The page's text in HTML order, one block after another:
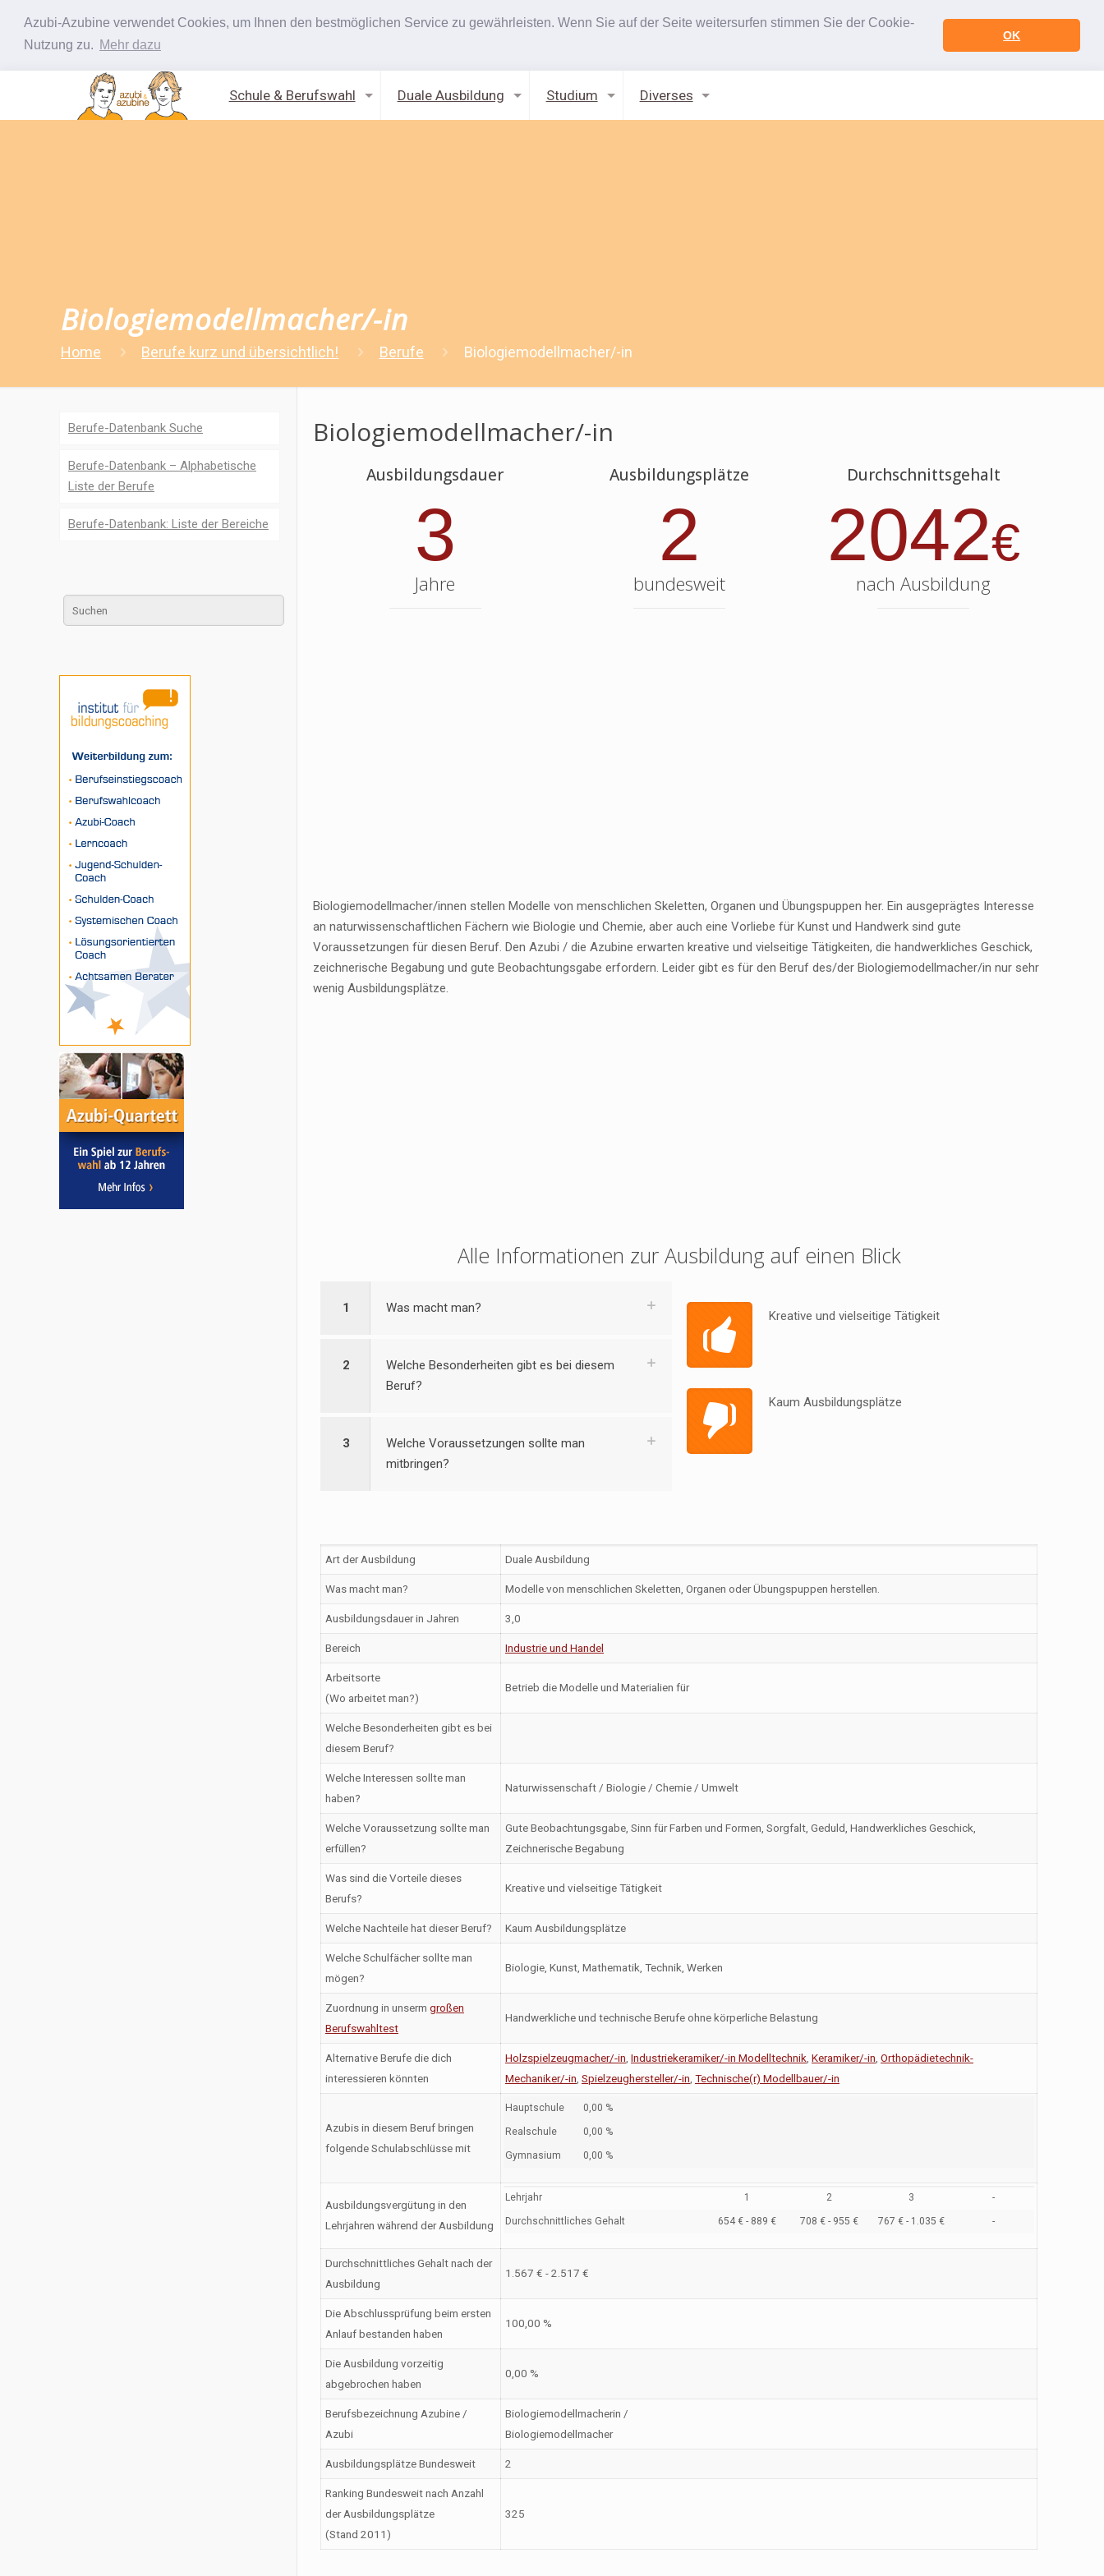
Azubi-Azubine verwendet Cookies, um Ihnen den bestmöglichen Service zu gewährleisten. Wenn Sie auf der Seite weitersurfen stimmen Sie der Cookie-
Nutzung zu. Mehr dazu
OK
Schule & Berufswahl Duale Ausbildung Studium Diverses
Biologiemodellmacher/-in
Home Berufe kurz und übersichtlich! Berufe Biologiemodellmacher/-in
Biologiemodellmacher/-in
Ausbildungsdauer
3
Jahre
Ausbildungsplätze
2
bundesweit
Durchschnittsgehalt
2042€
nach Ausbildung
Biologiemodellmacher/innen stellen Modelle von menschlichen Skeletten, Organen und Übungspuppen her. Ein ausgeprägtes Interesse
an naturwissenschaftlichen Fächern wie Biologie und Chemie, aber auch eine Vorliebe für Kunst und Handwerk sind gute
Voraussetzungen für diesen Beruf. Den Azubi / die Azubine erwarten kreative und vielseitige Tätigkeiten, die handwerkliches Geschick,
zeichnerische Begabung und gute Beobachtungsgabe erfordern. Leider gibt es für den Beruf des/der Biologiemodellmacher/in nur sehr
wenig Ausbildungsplätze.
Alle Informationen zur Ausbildung auf einen Blick
1 Was macht man?
2
Welche Besonderheiten gibt es bei diesem
Beruf?
3
Welche Voraussetzungen sollte man
mitbringen?
Kreative und vielseitige Tätigkeit
Kaum Ausbildungsplätze
Art der Ausbildung Duale Ausbildung
Was macht man? Modelle von menschlichen Skeletten, Organen oder Übungspuppen herstellen.
Ausbildungsdauer in Jahren 3,0
Bereich Industrie und Handel
Arbeitsorte
(Wo arbeitet man?)
Betrieb die Modelle und Materialien für
Welche Besonderheiten gibt es bei
diesem Beruf?
Welche Interessen sollte man
haben?
Naturwissenschaft / Biologie / Chemie / Umwelt
Welche Voraussetzung sollte man
erfüllen?
Gute Beobachtungsgabe, Sinn für Farben und Formen, Sorgfalt, Geduld, Handwerkliches Geschick,
Zeichnerische Begabung
Was sind die Vorteile dieses
Berufs?
Kreative und vielseitige Tätigkeit
Welche Nachteile hat dieser Beruf? Kaum Ausbildungsplätze
Welche Schulfächer sollte man
mögen?
Biologie, Kunst, Mathematik, Technik, Werken
Zuordnung in unserm großen
Berufswahltest
Handwerkliche und technische Berufe ohne körperliche Belastung
Alternative Berufe die dich
interessieren könnten
Holzspielzeugmacher/-in Industriekeramiker/-in Modelltechnik Keramiker/-in Orthopädietechnik-
Mechaniker/-in Spielzeughersteller/-in Technische(r) Modellbauer/-in
Azubis in diesem Beruf bringen
folgende Schulabschlüsse mit
Hauptschule 0,00 %
Realschule 0,00 %
Gymnasium 0,00 %
Ausbildungsvergütung in den
Lehrjahren während der Ausbildung
Lehrjahr 1 2 3 -
Durchschnittliches Gehalt 654 € - 889 € 708 € - 955 € 767 € - 1.035 € -
Durchschnittliches Gehalt nach der
Ausbildung
1.567 € - 2.517 €
Die Abschlussprüfung beim ersten
Anlauf bestanden haben
100,00 %
Die Ausbildung vorzeitig
abgebrochen haben
0,00 %
Berufsbezeichnung Azubine /
Azubi
Biologiemodellmacherin /
Biologiemodellmacher
Ausbildungsplätze Bundesweit 2
Ranking Bundesweit nach Anzahl
der Ausbildungsplätze
(Stand 2011)
325
Berufe-Datenbank Suche
Berufe-Datenbank – Alphabetische
Liste der Berufe
Berufe-Datenbank: Liste der Bereiche